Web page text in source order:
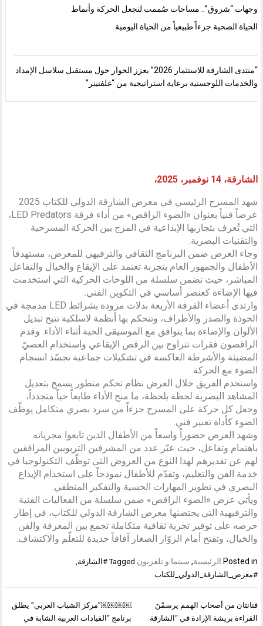
وجهات “شروق”.. مساحات صُممت لتجعل الحركة وأنماط
الحياة الصحية جزءاً طبيعياً من الحياة اليومية
“منتدى الشارقة للاستثمار 2026” يعزز الحوار حول مستقبل سلاسل الإمداد
والخدمات اللوجستية برعاية استراتيجية من “غلفتينر”
الشارقة، 14 نوفمبر، 2025،
شهد المسرح الرئيسي في معرض الشارقة الدولي للكتاب 2025
عرضاً فنياً بعنوان «الضوء الراقص» من أداء فرقة LED Predators،
التي تُعرف بتجاربها الإبداعية في المزج بين الحركة المسرحية
والتقنيات البصرية.
وجاء العرض ضمن البرنامج الثقافي والترفيهي للمعرض، مستهدفاً
الأطفال والجمهور العام بتجربة تعتمد على الإيقاع والخيال والتفاعل
المباشر، حيث تضمن سلسلة من اللوحات الحركية التي استخدمت
فيها الإضاءة كعنصر أساسي في التكوين الفني.
وارتدى أعضاء الفرقة الأربعة بدلات مزودة بشرائط LED مدمجة في
الخوذة والصدر والأطراف، وتتحكم بها أنظمة لاسلكية تتيح تبديل
الألوان والإضاءة بما يتوافق مع الموسيقى الحية أثناء الأداء. وقدم
الراقصون فقرات تتراوح بين الرقص الإيقاعي واستخدام العصيّ
المضيئة والأشرطة العاكسة في تشكيلات جماعية تجسّد انسجام
الضوء مع الحركة.
واستخدم الفريق خلال العرض نظام تحكم متطور يسمح بتعديل
المشاهد البصرية لحظة بلحظة، ما منح الأداء طابعاً حياً متجدداً،
وجعل كل حركة على المسرح جزءاً من سرد بصري متكامل يوظّف
الضوء كأداة تعبير فني.
وشهد العرض حضوراً واسعاً من الأطفال الذين تابعوا مجرياته
باهتمام وتفاعل، حيث عبّر عدد من المشرفين التربويين المرافقين
لهم عن تقديرهم لهذا النوع من العروض التي توظّف التكنولوجيا في
خدمة الفن والتعليم، وتقدّم للأطفال نموذجاً على استخدام الإبداع
البصري في تطوير المهارات الحسية والتفكير المنطقي.
ويأتي عرض «الضوء الراقص» ضمن سلسلة من الفعاليات الفنية
والترفيهية التي يحتضنها معرض الشارقة الدولي للكتاب، في إطار
حرصه على توفير تجربة ثقافية متكاملة تجمع بين المعرفة والفن
والخيال، وتفتح أمام الزوّار الصغار آفاقاً جديدة للتعلّم والاكتشاف.
Posted in الرئيسية, سينما و تلفزيون Tagged #الشارقة
#معرض_الشارقة_الدولي_للكتاب
تصفّح
المقالات
￼￼￼￼”مركز الشباب العربي” يطلق
برنامج “القيادات العربية الشابة في
فنانتان من أصحاب الهمم يرسمْنَ
القراءة بريشة الإرادة في “الشارقة